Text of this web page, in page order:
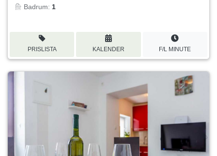
Badrum: 1
PRISLISTA KALENDER F/L MINUTE